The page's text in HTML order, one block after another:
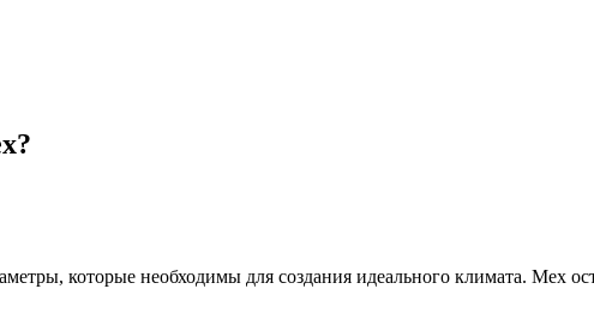
которые необходимы для создания идеального климата. Мех